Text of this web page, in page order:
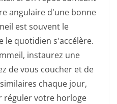
angulaire d'une bonne
est souvent le
le quotidien s'accélère.
instaurez une
de vous coucher et de
chaque jour,
réguler votre horloge